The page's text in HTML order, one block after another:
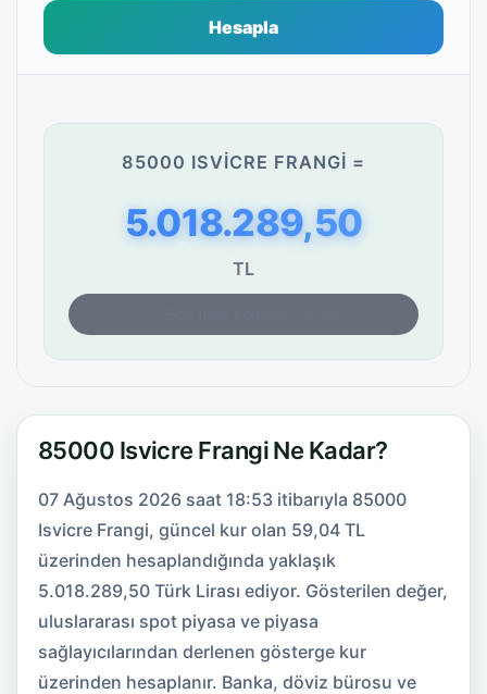
Hesapla
85000 ISVICRE FRANGI =
5.018.289,50
TL
85000 Isvicre Frangi Ne Kadar?
07 Ağustos 2026 saat 18:53 itibarıyla 85000
Isvicre Frangi, güncel kur olan 59,04 TL
üzerinden hesaplandığında yaklaşık
5.018.289,50 Türk Lirası ediyor. Gösterilen değer,
uluslararası spot piyasa ve piyasa
sağlayıcılarından derlenen gösterge kur
üzerinden hesaplanır. Banka, döviz bürosu ve